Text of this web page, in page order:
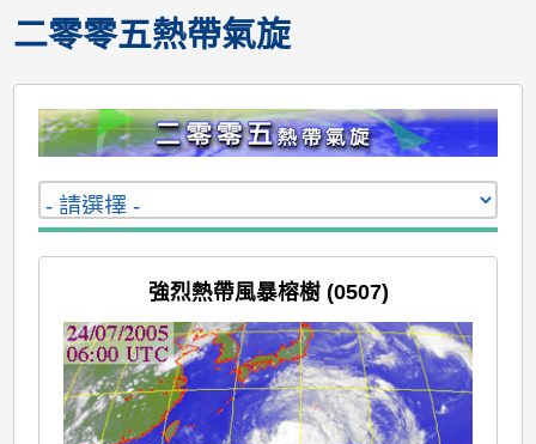
二零零五熱帶氣旋
強烈熱帶風暴榕樹 (0507)